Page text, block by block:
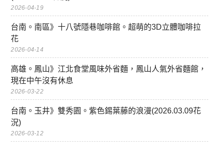
2026-04-19
台南。南區》十八號隱巷咖啡館。超萌的3D立體咖啡拉
花
2026-04-14
高雄。鳳山》江北食堂風味外省麵，鳳山人氣外省麵館，
現在中午沒有休息
2026-03-22
台南。玉井》雙秀園。紫色錫葉藤的浪漫(2026.03.09花
況)
2026-03-12